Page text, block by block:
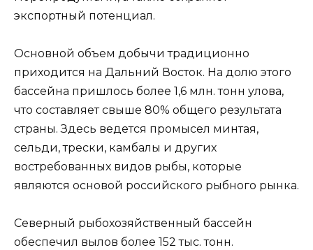
экспортный потенциал.
Основной объем добычи традиционно
приходится на Дальний Восток. На долю этого
бассейна пришлось более 1,6 млн. тонн улова,
что составляет свыше 80% общего результата
страны. Здесь ведется промысел минтая,
сельди, трески, камбалы и других
востребованных видов рыбы, которые
являются основой российского рыбного рынка.
Северный рыбохозяйственный бассейн
обеспечил вылов более 152 тыс. тонн.